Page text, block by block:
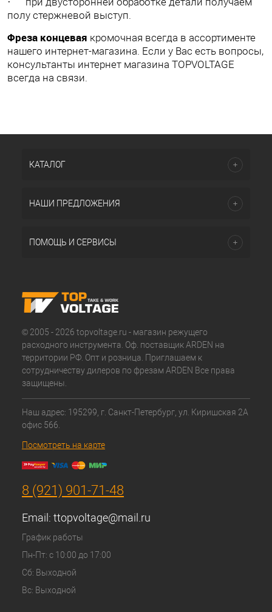
полу стержневой выступ.
Фреза концевая кромочная всегда в ассортименте
нашего интернет-магазина. Если у Вас есть вопросы,
консультанты интернет магазина TOPVOLTAGЕ
всегда на связи.
КАТАЛОГ
НАШИ ПРЕДЛОЖЕНИЯ
ПОМОЩЬ И СЕРВИСЫ
© 2005 - 2026 topvoltage.ru - магазин режущего
расходного инструмента. Оф. поставщик ARDEN на
территории РФ. Опт и розница. Приглашаем к
сотрудничеству дилеров по фрезам ARDEN Все права
защищены.
Наш адрес: 195299, г. Санкт-Петербург, ул. Киришская 2А
офис 566.
Посмотреть на карте
8 (921) 901-71-48
Email: ttopvoltage@mail.ru
График работы
Пн-Пт: с 10:00 до 17:00
Сб: Выходной
Вс: Выходной